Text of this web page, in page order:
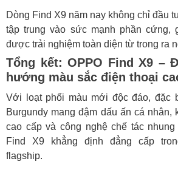
Dòng Find X9 năm nay không chỉ đầu
tập trung vào sức mạnh phần cứng,
được trải nghiệm toàn diện từ trong ra
Tổng kết: OPPO Find X9 –
hướng màu sắc điện thoại
Với loạt phối màu mới độc đáo, đặc
Burgundy mang đậm dấu ấn cá
cao cấp và công nghệ chế tác
Find X9 khẳng định đẳng cấp
flagship.